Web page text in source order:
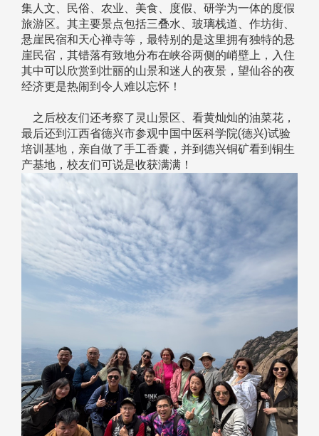
集人文、民俗、农业、美食、度假、研学为一体的度假
旅游区‌。其主要景点包括三叠水、玻璃栈道、作坊街、
悬崖民宿和天心禅寺等，最特别的是这里拥有独特的悬
崖民宿，其错落有致地分布在峡谷两侧的峭壁上，入住
其中可以欣赏到壮丽的山景和迷人的夜景，望仙谷的夜
经济更是热闹到令人难以忘怀！
之后校友们还考察了灵山景区、看黄灿灿的油菜花，
最后还到江西省德兴市参观中国中医科学院(德兴)试验
培训基地，亲自做了手工香囊，并到德兴铜矿看到铜生
产基地，校友们可说是收获满满！